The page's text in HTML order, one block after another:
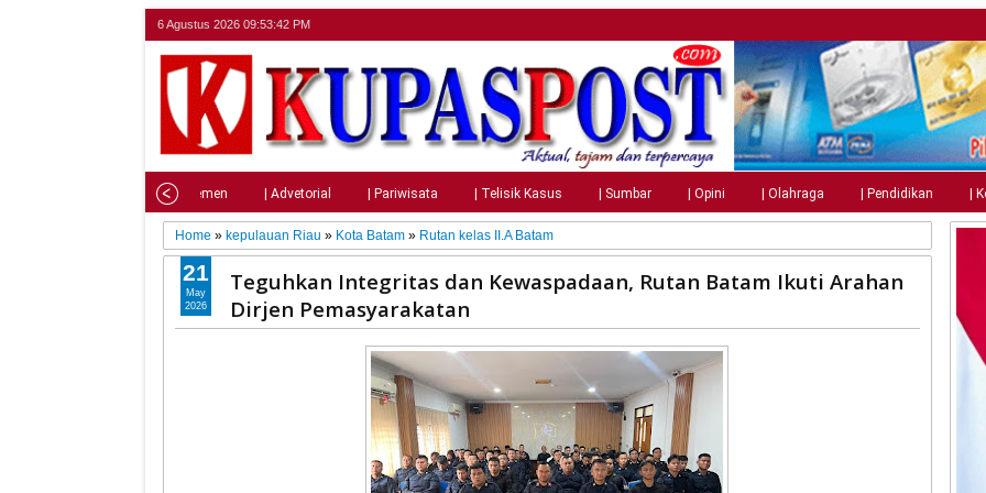
6 Agustus 2026 09:53:43 PM
| Parlemen | Advetorial | Pariwisata | Telisik Kasus | Sumbar | Opini | Olahraga | Pendidikan |
Home »kepulauan Riau » Kota Batam » Rutan kelas II.A Batam
Teguhkan Integritas dan Kewaspadaan, Rutan Batam Ikuti Arahan
Dirjen Pemasyarakatan
21
May
2026